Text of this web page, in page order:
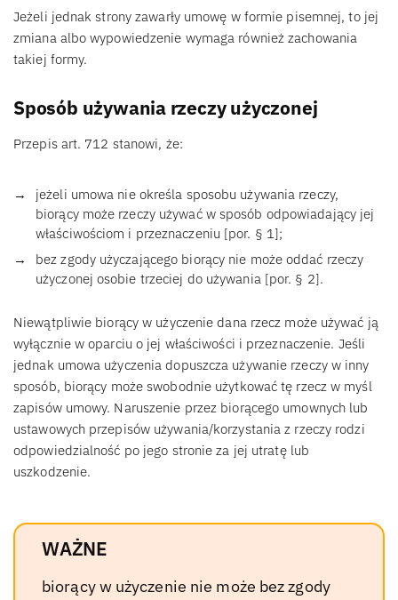
Jeżeli jednak strony zawarły umowę w formie pisemnej, to jej
zmiana albo wypowiedzenie wymaga również zachowania
takiej formy.
Sposób używania rzeczy użyczonej
Przepis art. 712 stanowi, że:
jeżeli umowa nie określa sposobu używania rzeczy,
biorący może rzeczy używać w sposób odpowiadający jej
właściwościom i przeznaczeniu [por. § 1];
bez zgody użyczającego biorący nie może oddać rzeczy
użyczonej osobie trzeciej do używania [por. § 2].
Niewątpliwie biorący w użyczenie dana rzecz może używać ją
wyłącznie w oparciu o jej właściwości i przeznaczenie. Jeśli
jednak umowa użyczenia dopuszcza używanie rzeczy w inny
sposób, biorący może swobodnie użytkować tę rzecz w myśl
zapisów umowy. Naruszenie przez biorącego umownych lub
ustawowych przepisów używania/korzystania z rzeczy rodzi
odpowiedzialność po jego stronie za jej utratę lub
uszkodzenie.
WAŻNE
biorący w użyczenie nie może bez zgody